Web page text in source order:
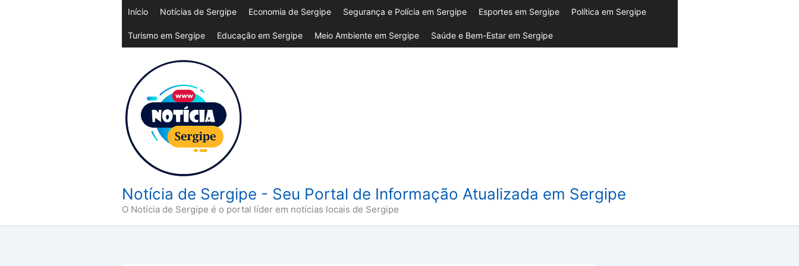
Início Notícias de Sergipe Economia de Sergipe Segurança e Polícia em Sergipe Esportes em Sergipe Política em Sergipe
Turismo em Sergipe Educação em Sergipe Meio Ambiente em Sergipe Saúde e Bem-Estar em Sergipe
Notícia de Sergipe - Seu Portal de Informação Atualizada em Sergipe
O Notícia de Sergipe é o portal líder em notícias locais de Sergipe